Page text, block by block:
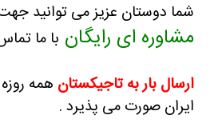
شما دوستان عزیز می توانید
مشاوره ای رایگان با ما
ارسال بار به تاجیکستان همه
ایران صورت می پذیرد .